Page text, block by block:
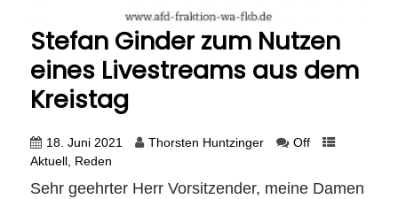
Stefan Ginder zum Nutzen
eines Livestreams aus dem
Kreistag
18. Juni 2021 Thorsten Huntzinger
Off
Aktuell, Reden
Sehr geehrter Herr Vorsitzender, meine Damen